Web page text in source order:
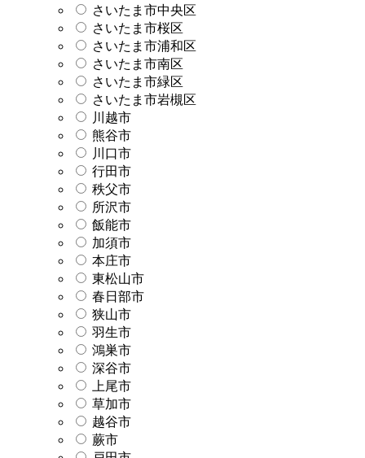
さいたま市中央区
さいたま市桜区
さいたま市浦和区
さいたま市南区
さいたま市緑区
さいたま市岩槻区
川越市
熊谷市
川口市
行田市
秩父市
所沢市
飯能市
加須市
本庄市
東松山市
春日部市
狭山市
羽生市
鴻巣市
深谷市
上尾市
草加市
越谷市
蕨市